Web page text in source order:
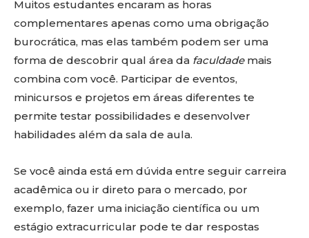
Muitos estudantes encaram as horas
complementares apenas como uma obrigação
burocrática, mas elas também podem ser uma
forma de descobrir qual área da faculdademais
combina com você. Participar de eventos,
minicursos e projetos em áreas diferentes te
permite testar possibilidades e desenvolver
habilidades além da sala de aula.
Se você ainda está em dúvida entre seguir carreira
acadêmica ou ir direto para o mercado, por
exemplo, fazer uma iniciação científica ou um
estágio extracurricular pode te dar respostas